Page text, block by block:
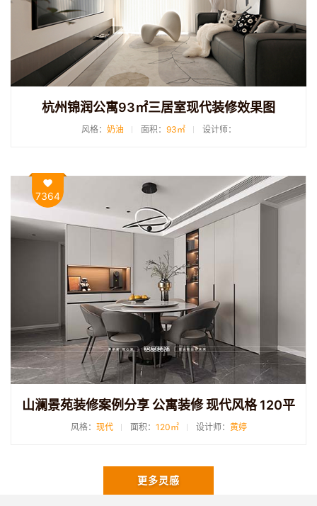
杭州锦润公寓93㎡三居室现代装修效果图
风格： 奶油 面积： 93㎡ 设计师：
7364
山澜景苑装修案例分享 公寓装修 现代风格 120平
风格： 现代 面积： 120㎡ 设计师： 黄婷
更多灵感